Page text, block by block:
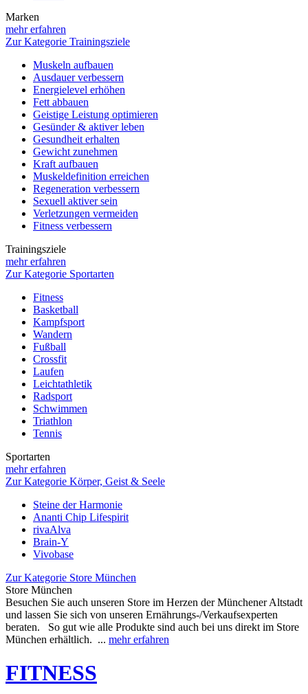
Marken
mehr erfahren
Zur Kategorie Trainingsziele
Muskeln aufbauen
Ausdauer verbessern
Energielevel erhöhen
Fett abbauen
Geistige Leistung optimieren
Gesünder & aktiver leben
Gesundheit erhalten
Gewicht zunehmen
Kraft aufbauen
Muskeldefinition erreichen
Regeneration verbessern
Sexuell aktiver sein
Verletzungen vermeiden
Fitness verbessern
Trainingsziele
mehr erfahren
Zur Kategorie Sportarten
Fitness
Basketball
Kampfsport
Wandern
Fußball
Crossfit
Laufen
Leichtathletik
Radsport
Schwimmen
Triathlon
Tennis
Sportarten
mehr erfahren
Zur Kategorie Körper, Geist & Seele
Steine der Harmonie
Ananti Chip Lifespirit
rivaAlva
Brain-Y
Vivobase
Zur Kategorie Store München
Store München
Besuchen Sie auch unseren Store im Herzen der Münchener Altstadt
und lassen Sie sich von unseren Ernährungs-/Verkaufsexperten
beraten. So gut wie alle Produkte sind auch bei uns direkt im Store
München erhältlich. ... mehr erfahren
FITNESS